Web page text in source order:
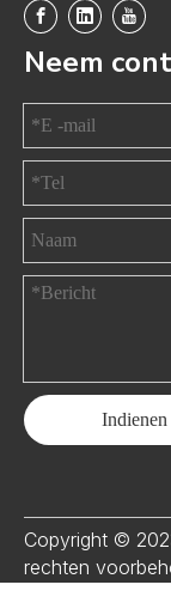
Neem
Indienen
Copyright ©
rechten